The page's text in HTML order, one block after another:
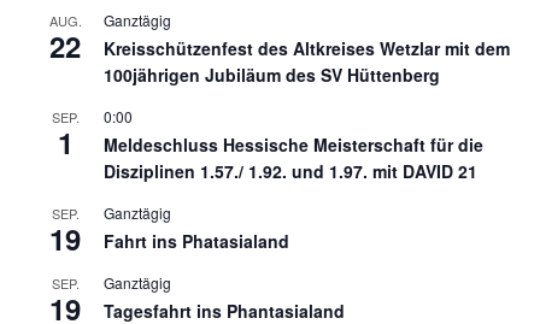
AUG.
22
Ganztägig
Kreisschützenfest des Altkreises Wetzlar mit dem
100jährigen Jubiläum des SV Hüttenberg
SEP.
1
0:00
Meldeschluss Hessische Meisterschaft für die
Disziplinen 1.57./ 1.92. und 1.97. mit DAVID 21
SEP.
19
Ganztägig
Fahrt ins Phatasialand
SEP.
19
Ganztägig
Tagesfahrt ins Phantasialand